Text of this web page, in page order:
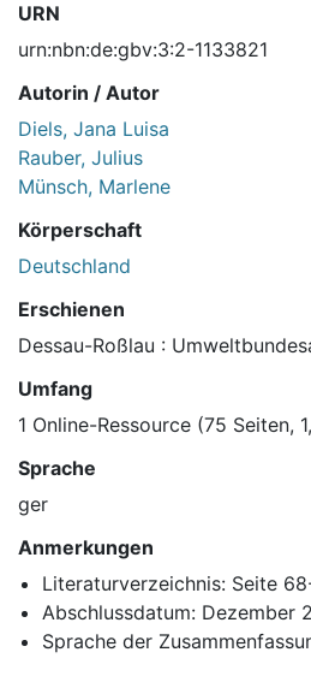
URN
urn:nbn:de:gbv:3:2-1133821
Autorin / Autor
Diels, Jana Luisa
Rauber, Julius
Münsch, Marlene
Körperschaft
Deutschland
Erschienen
Dessau-Roßlau :
Umfang
1 Online-Ressource (75 Seiten,
Sprache
ger
Anmerkungen
Literaturverzeichnis: Seite
Abschlussdatum: Dezember
Sprache der